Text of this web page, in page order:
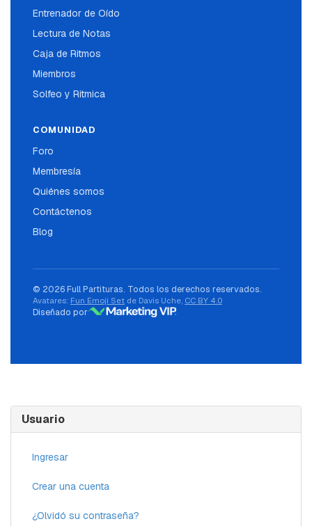
Entrenador de Oído
Lectura de Notas
Caja de Ritmos
Miembros
Solfeo y Ritmica
COMUNIDAD
Foro
Membresía
Quiénes somos
Contáctenos
Blog
© 2026 Full Partituras. Todos los derechos reservados.
Avatares: Fun Emoji Set de Davis Uche, CC BY 4.0
Diseñado por
Usuario
Ingresar
Crear una cuenta
¿Olvidó su contraseña?